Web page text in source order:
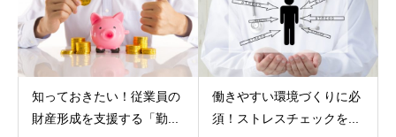
知っておきたい！従業員の
財産形成を支援する「勤...
働きやすい環境づくりに必
須！ストレスチェックを...